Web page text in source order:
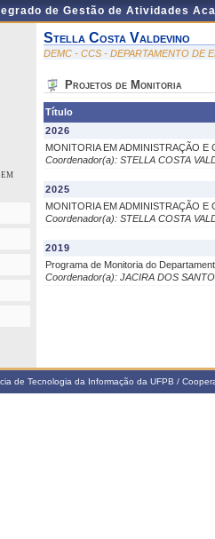
de Gestão de Atividades
Stella Costa Valdevino
DEMC - CCS - DEPARTAMENTO DE
Projetos de Monitoria
Título
2026
MONITORIA EM ADMINISTRAÇÃO E
Coordenador(a): STELLA COSTA
2025
MONITORIA EM ADMINISTRAÇÃO E
Coordenador(a): STELLA COSTA
2019
Programa de Monitoria do
Coordenador(a): JACIRA DOS
de Tecnologia da Informação da UFPB /